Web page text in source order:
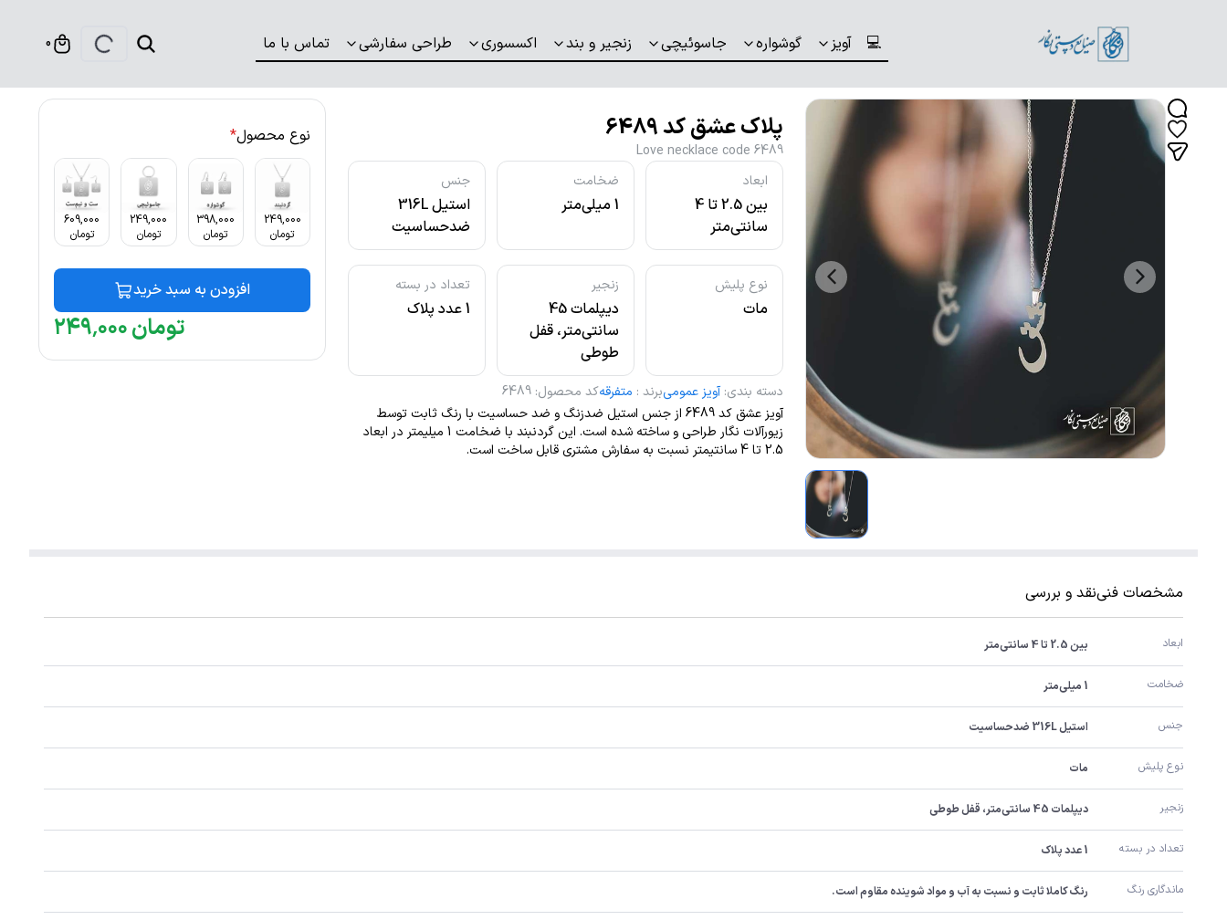
💻 آویز گوشواره جاسوئیچی زنجیر و بند اکسسوری طراحی سفارشی تماس با ما 0
پلاک عشق کد 6489
Love necklace code 6489
ابعاد
بین 2.5 تا 4
سانتی‌متر
ضخامت
1 میلی‌متر
جنس
استیل 316L
ضدحساسیت
نوع پلیش
مات
زنجیر
دیپلمات 45
سانتی‌متر، قفل
طوطی
تعداد در بسته
1 عدد پلاک
دسته بندی: آویز عمومیبرند : متفرقهکد محصول:
6489
آویز عشق کد 6489 از جنس استیل ضدزنگ و ضد حساسیت با رنگ ثابت توسط
زیورآلات نگار طراحی و ساخته شده است. این گردنبند با ضخامت 1 میلیمتر در ابعاد
2.5 تا 4 سانتیمتر نسبت به سفارش مشتری قابل ساخت است.
نوع محصول*
249,000
تومان
398,000
تومان
249,000
تومان
609,000
تومان
افزودن به سبد خرید
۲۴۹٬۰۰۰تومان
مشخصات فنینقد و بررسی
ابعاد بین 2.5 تا 4 سانتی‌متر
ضخامت 1 میلی‌متر
جنس استیل 316L ضدحساسیت
نوع پلیش مات
زنجیر دیپلمات 45 سانتی‌متر، قفل طوطی
تعداد در بسته 1 عدد پلاک
ماندگاری رنگ رنگ کاملا ثابت و نسبت به آب و مواد شوینده مقاوم است.